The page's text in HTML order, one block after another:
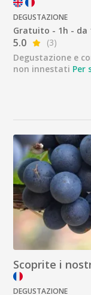
DEGUSTAZIONE
Gratuito - 1h - da
5.0
(3)
Degustazione e
non innestati Per
Scoprite i
DEGUSTAZIONE